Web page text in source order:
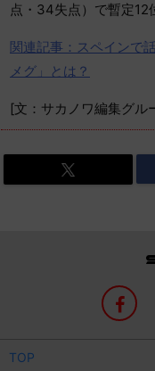
点・34失点）で暫定12
関連記事：スペインで
メグ」とは？
[文：サカノワ編集グル
TOP